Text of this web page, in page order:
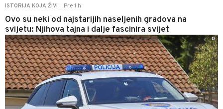
ISTORIJA KOJA ŽIVI Pre 1 h
Ovo su neki od najstarijih naseljenih gradova na
svijetu: Njihova tajna i dalje fascinira svijet
0